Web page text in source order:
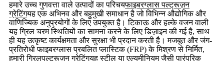
हमारे उच्च गुणवत्ता वाले उत्पादों का परिचयफाइबरग्लास पल्ट्रूज़न
ग्रेटिंगयह एक अभिनव और बहुमुखी समाधान है जो विभिन्न औद्योगिक और
वाणिज्यिक अनुप्रयोगों के लिए उपयुक्त है। टिकाऊ और हल्के वजन वाली
यह ग्रिल चरम स्थितियों का सामना करने के लिए डिज़ाइन की गई है, साथ
ही यह उत्कृष्ट कार्यक्षमता और सुरक्षा भी प्रदान करती है। मजबूत और जंग-
प्रतिरोधी फाइबरग्लास प्रबलित प्लास्टिक (FRP) के मिश्रण से निर्मित,
हमारी ग्रिलपुल्ट्रूज़न ग्रेटिंगयह स्टील या एल्युमीनियम जैसी पारंपरिक